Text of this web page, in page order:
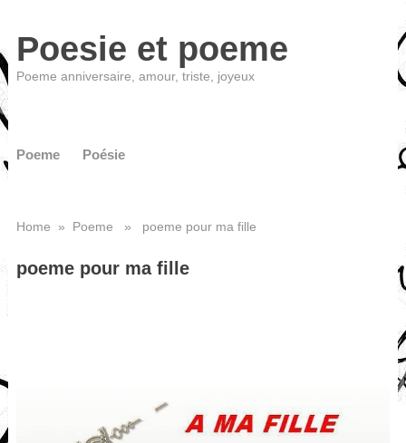
Poesie et poeme
Poeme anniversaire, amour, triste, joyeux
Poeme Poésie
Home » Poeme » poeme pour ma fille
poeme pour ma fille